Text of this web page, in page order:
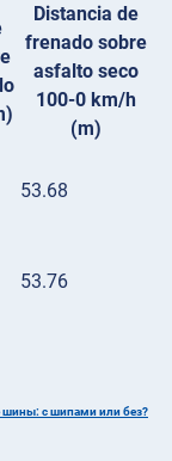
Distancia de
frenado sobre
asfalto seco
100-0 km/h
(m)
53.68
53.76
с шипами или без?